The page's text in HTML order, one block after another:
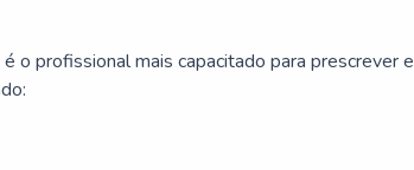
o profissional mais capacitado para prescrever e